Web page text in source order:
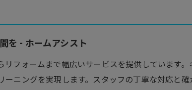
を - ホームアシスト
フォームまで幅広いサービスを提供しています
ニングを実現します。スタッフの丁寧な対応と